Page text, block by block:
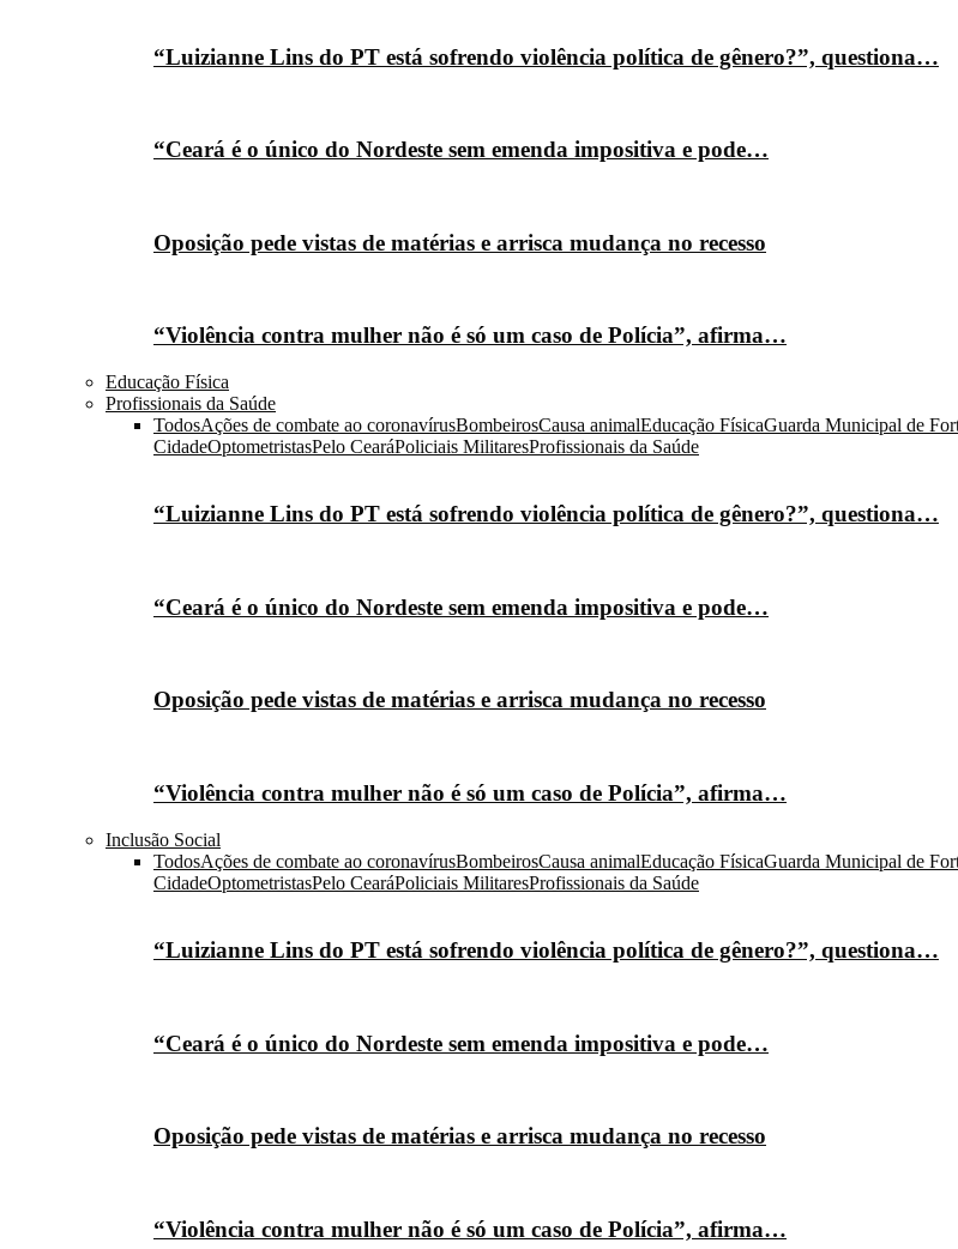
“Luizianne Lins do PT está sofrendo violência política de gênero?”, questiona…
“Ceará é o único do Nordeste sem emenda impositiva e pode…
Oposição pede vistas de matérias e arrisca mudança no recesso
“Violência contra mulher não é só um caso de Polícia”, afirma…
Educação Física
Profissionais da Saúde
TodosAções de combate ao coronavírusBombeirosCausa animalEducação FísicaGuarda Municipal de
CidadeOptometristasPelo CearáPoliciais MilitaresProfissionais da Saúde
“Luizianne Lins do PT está sofrendo violência política de gênero?”, questiona…
“Ceará é o único do Nordeste sem emenda impositiva e pode…
Oposição pede vistas de matérias e arrisca mudança no recesso
“Violência contra mulher não é só um caso de Polícia”, afirma…
Inclusão Social
TodosAções de combate ao coronavírusBombeirosCausa animalEducação FísicaGuarda Municipal de
CidadeOptometristasPelo CearáPoliciais MilitaresProfissionais da Saúde
“Luizianne Lins do PT está sofrendo violência política de gênero?”, questiona…
“Ceará é o único do Nordeste sem emenda impositiva e pode…
Oposição pede vistas de matérias e arrisca mudança no recesso
“Violência contra mulher não é só um caso de Polícia”, afirma…